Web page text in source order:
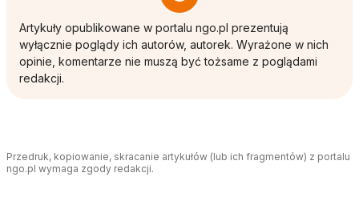
Artykuły opublikowane w portalu ngo.pl prezentują
wyłącznie poglądy ich autorów, autorek. Wyrażone w nich
opinie, komentarze nie muszą być tożsame z poglądami
redakcji.
Przedruk, kopiowanie, skracanie artykułów (lub ich fragmentów) z portalu
ngo.pl wymaga zgody redakcji.